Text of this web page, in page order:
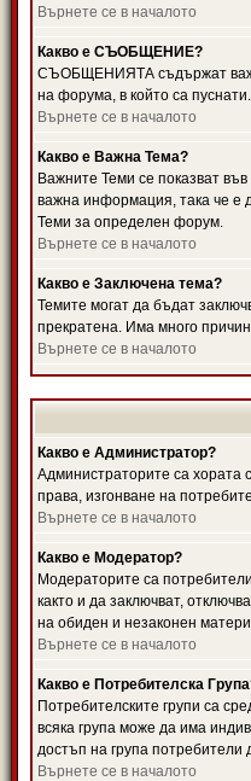
Върнете се в началото
Какво е СЪОБЩЕНИЕ?
СЪОБЩЕНИЯТА съдържат
на форума, в който са
Върнете се в началото
Какво е Важна Тема?
Важните Теми се показват
важна информация, така че е
Теми за определен форум.
Върнете се в началото
Какво е Заключена тема?
Темите могат да бъдат
прекратена. Има много
Върнете се в началото
Какво е Администратор?
Администраторите са хората
права, изгонване на
Върнете се в началото
Какво е Модератор?
Модераторите са
както и да заключват,
на обиден и незаконен
Върнете се в началото
Какво е Потребителска
Потребителските групи са
всяка група може да има
достъп на група потребители
Върнете се в началото